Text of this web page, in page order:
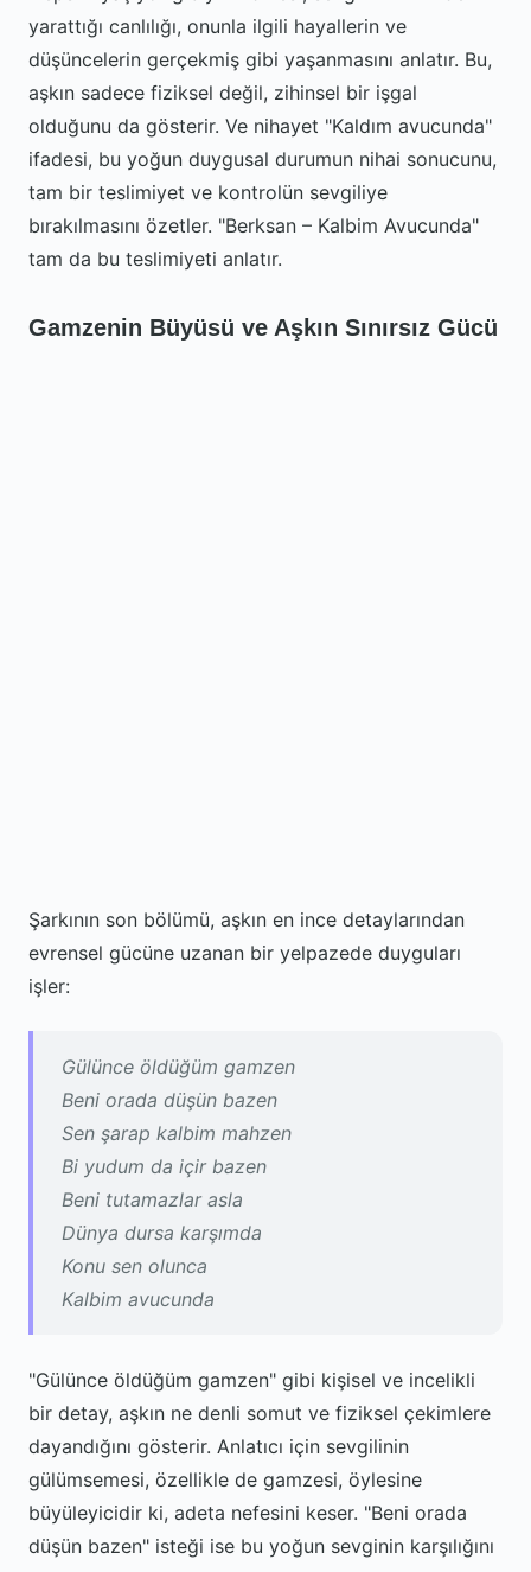
yarattığı canlılığı, onunla ilgili hayallerin ve
düşüncelerin gerçekmiş gibi yaşanmasını anlatır. Bu,
aşkın sadece fiziksel değil, zihinsel bir işgal
olduğunu da gösterir. Ve nihayet "Kaldım avucunda"
ifadesi, bu yoğun duygusal durumun nihai sonucunu,
tam bir teslimiyet ve kontrolün sevgiliye
bırakılmasını özetler. "Berksan – Kalbim Avucunda"
tam da bu teslimiyeti anlatır.
Gamzenin Büyüsü ve Aşkın Sınırsız Gücü
Şarkının son bölümü, aşkın en ince detaylarından
evrensel gücüne uzanan bir yelpazede duyguları
işler:
Gülünce öldüğüm gamzen
Beni orada düşün bazen
Sen şarap kalbim mahzen
Bi yudum da içir bazen
Beni tutamazlar asla
Dünya dursa karşımda
Konu sen olunca
Kalbim avucunda
"Gülünce öldüğüm gamzen" gibi kişisel ve incelikli
bir detay, aşkın ne denli somut ve fiziksel çekimlere
dayandığını gösterir. Anlatıcı için sevgilinin
gülümsemesi, özellikle de gamzesi, öylesine
büyüleyicidir ki, adeta nefesini keser. "Beni orada
düşün bazen" isteği ise bu yoğun sevginin karşılığını